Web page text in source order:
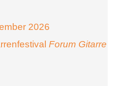
2026
Forum Gitarre